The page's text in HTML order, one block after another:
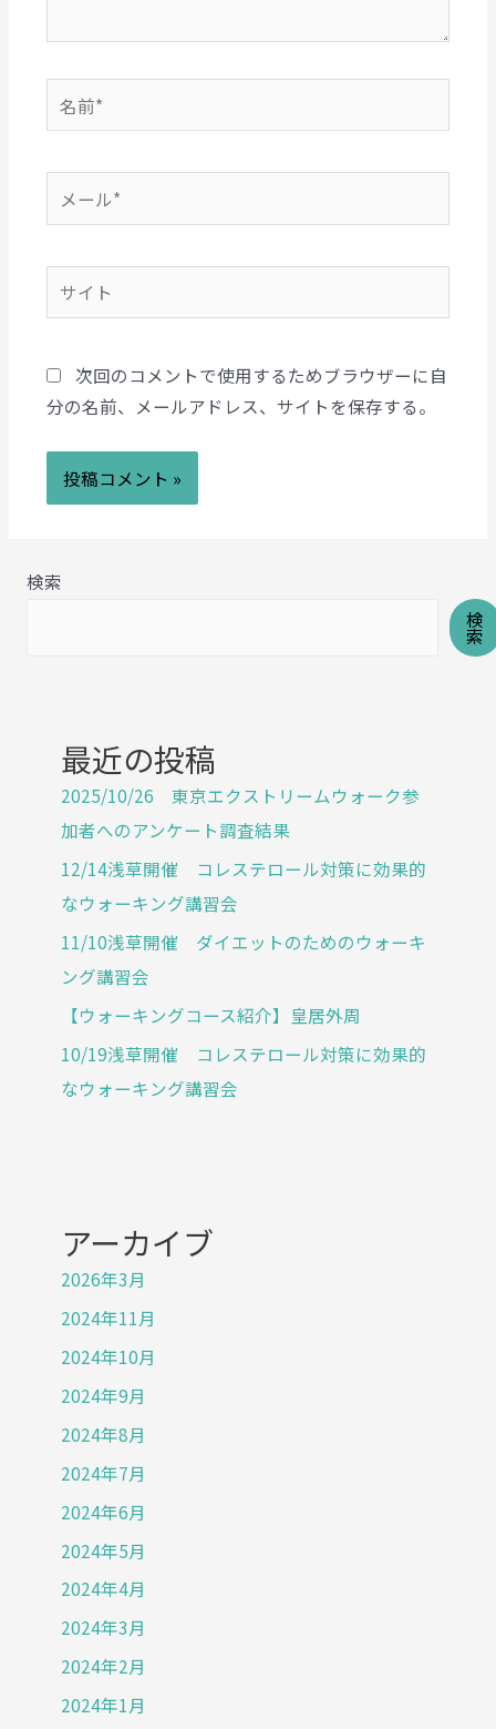
次回のコメントで使用するためブラウザーに自
分の名前、メールアドレス、サイトを保存する。
検索
検
索
最近の投稿
2025/10/26 東京エクストリームウォーク参
加者へのアンケート調査結果
12/14浅草開催 コレステロール対策に効果的
なウォーキング講習会
11/10浅草開催 ダイエットのためのウォーキ
ング講習会
【ウォーキングコース紹介】皇居外周
10/19浅草開催 コレステロール対策に効果的
なウォーキング講習会
アーカイブ
2026年3月
2024年11月
2024年10月
2024年9月
2024年8月
2024年7月
2024年6月
2024年5月
2024年4月
2024年3月
2024年2月
2024年1月